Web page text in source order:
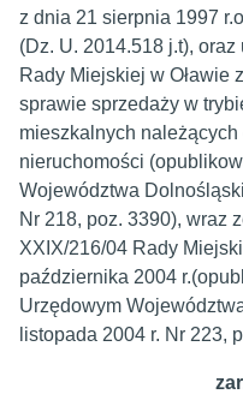
z dnia 21 sierpnia 1997
(Dz. U. 2014.518 j.t),
Rady Miejskiej w Oławie
sprawie sprzedaży w
mieszkalnych
nieruchomości
Województwa
Nr 218, poz. 3390), wraz
XXIX/216/04 Rady
października 2004
Urzędowym
listopada 2004 r. Nr 223,